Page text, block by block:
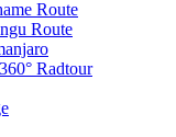
Route
Route
Radtour